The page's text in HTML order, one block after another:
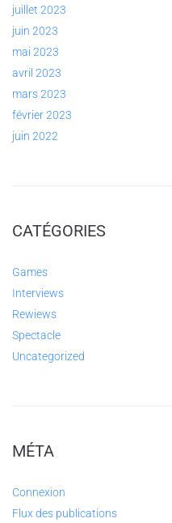
juillet 2023
juin 2023
mai 2023
avril 2023
mars 2023
février 2023
juin 2022
CATÉGORIES
Games
Interviews
Rewiews
Spectacle
Uncategorized
MÉTA
Connexion
Flux des publications